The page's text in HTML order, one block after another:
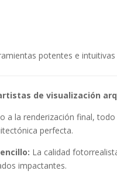
potentes e
de visualización
a la renderización final,
perfecta.
La calidad
impactantes.